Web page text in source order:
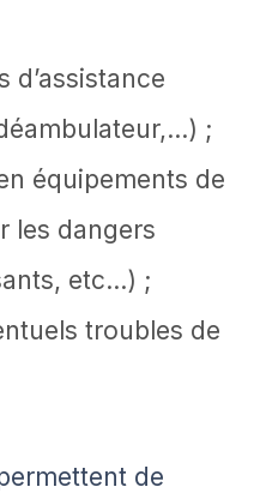
d’assistance
;
équipements de
les dangers
etc…) ;
troubles de
de